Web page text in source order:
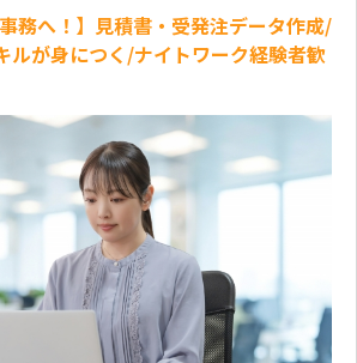
務へ！】見積書・受発注データ作成/
ルが身につく/ナイトワーク経験者歓